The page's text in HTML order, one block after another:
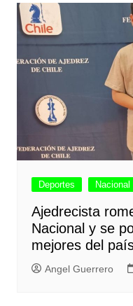
Deportes Nacional
Ajedrecista
Nacional y se
mejores del
Angel Guerrero